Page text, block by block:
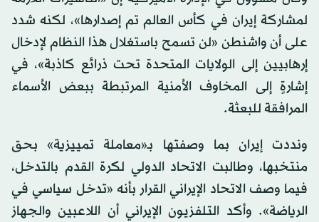
لمشاركة إيران في كأس العالم تم إصدارها»، لكنه شدد
على أن واشنطن «لن تسمح باستغلال هذا النظام لإدخال
إرهابيين إلى الولايات المتحدة تحت ذرائع كاذبة»، في
إشارةٍ إلى المخاوف الأمنية المرتبطة ببعض الأسماء
المرافقة للبعثة.
ونددت إيران بما وصفتها بـ«معاملة تمييزية» بحق
منتخبها، وطالبت الاتحاد الدولي لكرة القدم بالتدخل،
فيما وصف الاتحاد الإيراني القرار بأنه «تدخل سياسي في
الرياضة». وأكد التلفزيون الإيراني أن اللاعبين والجهاز